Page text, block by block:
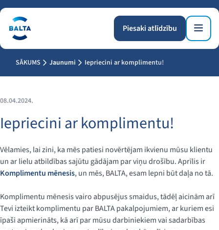
Piesaki atlīdzību
SĀKUMS Jaunumi Iepriecini ar komplimentu!
08.04.2024.
Iepriecini ar komplimentu!
Vēlamies, lai zini, ka mēs patiesi novērtējam ikvienu mūsu klientu
un ar lielu atbildības sajūtu gādājam par viņu drošību. Aprīlis ir
Komplimentu mēnesis, un mēs, BALTA, esam lepni būt daļa no tā.
Komplimentu mēnesis vairo abpusējus smaidus, tādēļ aicinām arī
Tevi izteikt komplimentu par BALTA pakalpojumiem, ar kuriem esi
īpaši apmierināts, kā arī par mūsu darbiniekiem vai sadarbības